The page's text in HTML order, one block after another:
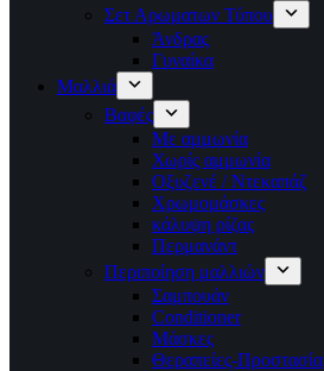
Σετ Αρωματων Τύπου
Άνδρας
Γυναίκα
Μαλλιά
Βαφές
Με αμμωνία
Χωρίς αμμωνία
Οξυζενέ / Ντεκαπάζ
Χρωμομάσκες
κάλυψη ρίζας
Περμανάντ
Περιποίηση μαλλιών
Σαμπουάν
Conditioner
Μάσκες
Θεραπείες-Προστασία